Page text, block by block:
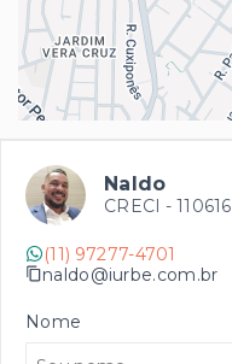
Naldo
CRECI - 110616
(11) 97277-4701
naldo@iurbe.com.br
Nome